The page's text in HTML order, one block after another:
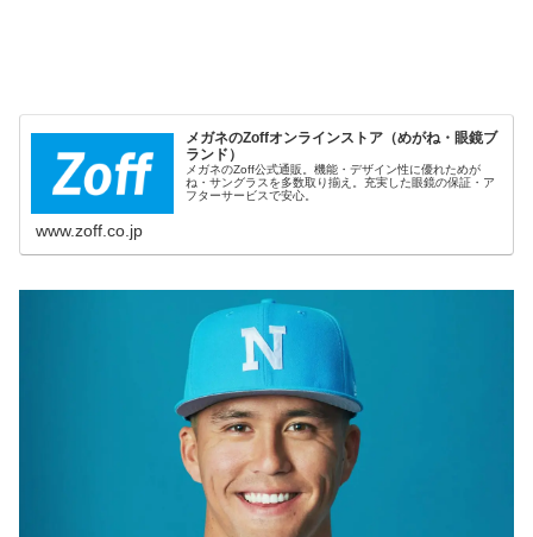
メガネのZoffオンラインストア（めがね・眼鏡ブ
ランド）
メガネのZoff公式通販。機能・デザイン性に優れためが
ね・サングラスを多数取り揃え。充実した眼鏡の保証・ア
フターサービスで安心。
www.zoff.co.jp